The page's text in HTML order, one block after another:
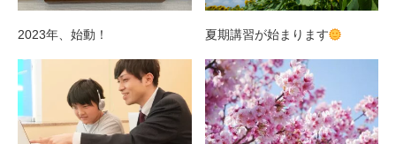
2023年、始動！ 夏期講習が始まります